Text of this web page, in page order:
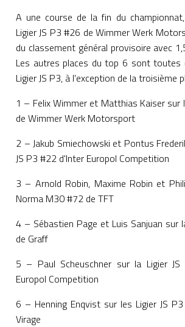
A une course de la fin du
Ligier JS P3 #26 de Wimmer Werk
du classement général provisoire avec
Les autres places du top 6 sont toutes
Ligier JS P3, à l'exception de la troisième
1 – Felix Wimmer et Matthias Kaiser sur
de Wimmer Werk Motorsport
2 – Jakub Smiechowski et Pontus
JS P3 #22 d'Inter Europol Competition
3 – Arnold Robin, Maxime Robin et
Norma M30 #72 de TFT
4 – Sébastien Page et Luis Sanjuan sur
de Graff
5 – Paul Scheuschner sur la Ligier
Europol Competition
6 – Henning Enqvist sur les Ligier JS
Virage